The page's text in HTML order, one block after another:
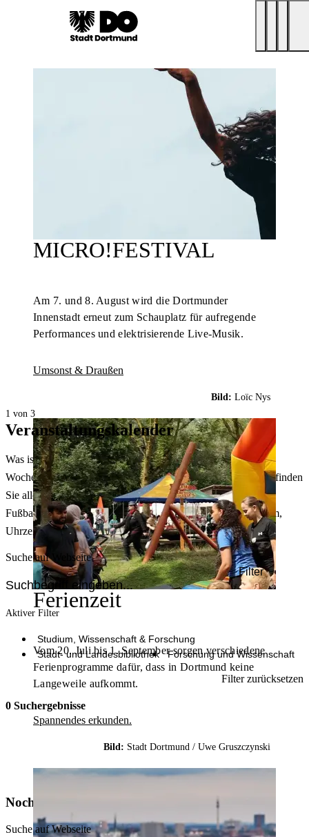
MICRO!FESTIVAL
Am 7. und 8. August wird die Dortmunder
Innenstadt erneut zum Schauplatz für aufregende
Performances und elektrisierende Live-Musik.
Umsonst & Draußen
Bild: Loïc Nys
Ferienzeit
Vom 20. Juli bis 1. September sorgen verschiedene
Ferienprogramme dafür, dass in Dortmund keine
Langeweile aufkommt.
Spannendes erkunden.
Bild: Stadt Dortmund / Uwe Gruszczynski
1 von 3
Veranstaltungskalender
Was ist heute in Dortmund los? Welche Konzerte gibt es am
Wochenende? Im größten Veranstaltungskalender Dortmunds finden
Sie alle Events – von der Stadt- oder Museumsführung übers
Fußballspiel bis zum Flohmarkt. Sie können dabei nach Datum,
Uhrzeit, Ort oder Art der Veranstaltung auswählen. Viel Spaß!
Suche auf Webseite
Filter
Aktiver Filter
Studium, Wissenschaft & Forschung
Stadt- und Landesbibliothek
Forschung und Wissenschaft
Filter zurücksetzen
0 Suchergebnisse
Noch nicht das Richtige gefunden?
Suche auf Webseite